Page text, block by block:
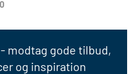
modtag gode tilbud,
og inspiration